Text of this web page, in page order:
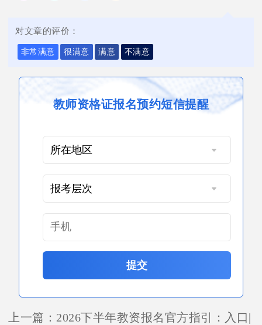
对文章的评价：
非常满意 很满意 满意 不满意
教师资格证报名预约短信提醒
提交
上一篇： 2026下半年教资报名官方指引：入口|